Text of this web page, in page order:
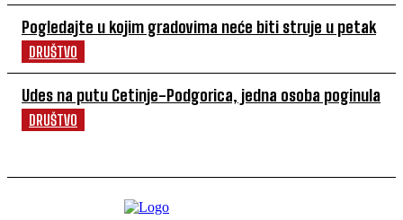
Pogledajte u kojim gradovima neće biti struje u petak
DRUŠTVO
Udes na putu Cetinje-Podgorica, jedna osoba poginula
DRUŠTVO